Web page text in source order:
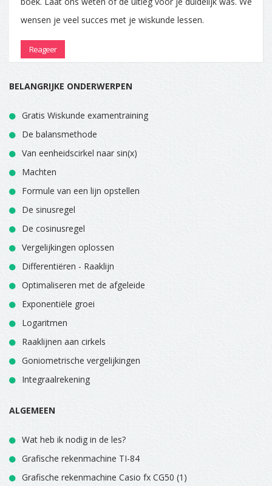
wensen je veel succes met je wiskunde lessen.
Reageer
BELANGRIJKE ONDERWERPEN
Gratis Wiskunde examentraining
De balansmethode
Van eenheidscirkel naar sin(x)
Machten
Formule van een lijn opstellen
De sinusregel
De cosinusregel
Vergelijkingen oplossen
Differentiëren - Raaklijn
Optimaliseren met de afgeleide
Exponentiële groei
Logaritmen
Raaklijnen aan cirkels
Goniometrische vergelijkingen
Integraalrekening
ALGEMEEN
Wat heb ik nodig in de les?
Grafische rekenmachine TI-84
Grafische rekenmachine Casio fx CG50 (1)